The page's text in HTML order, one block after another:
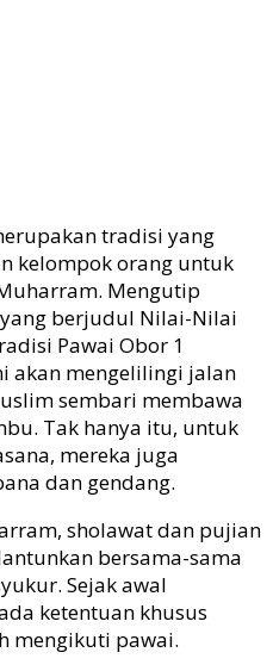
tradisi yang
kelompok orang untuk
Mengutip
berjudul Nilai-Nilai
Pawai Obor 1
akan mengelilingi jalan
sembari membawa
Tak hanya itu, untuk
mereka juga
dan gendang.
sholawat dan pujian
bersama-sama
Sejak awal
ketentuan khusus
mengikuti pawai.